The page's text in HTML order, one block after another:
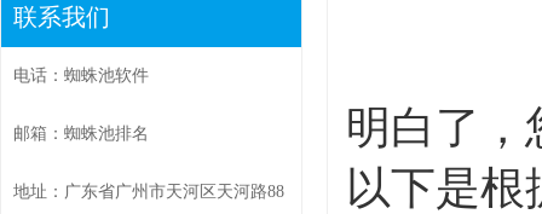
联系我们
电话：蜘蛛池软件
邮箱：蜘蛛池排名
地址：广东省广州市天河区天河路88
明白了，
以下是根